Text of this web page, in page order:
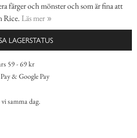
färger och mönster och som är fina att
Rice. Läs mer
LAGERSTATUS
59 - 69 kr
& Google Pay
samma dag.